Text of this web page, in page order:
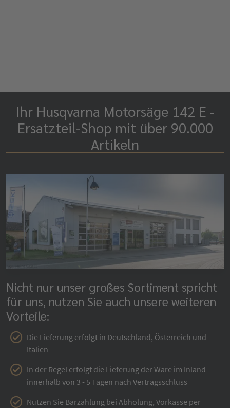
Ihr Husqvarna Motorsäge 142 E -
Ersatzteil-Shop mit über 90.000
Artikeln
Nicht nur unser großes Sortiment spricht
für uns, nutzen Sie auch unsere weiteren
Vorteile:
Die Lieferung erfolgt in Deutschland, Österreich und
Italien
In der Regel erfolgt die Lieferung der Ware im Inland
innerhalb von 3 - 5 Tagen nach Vertragsschluss
Nutzen Sie Barzahlung bei Abholung, Vorkasse per